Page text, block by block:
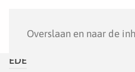
Overslaan en naar de
EDE